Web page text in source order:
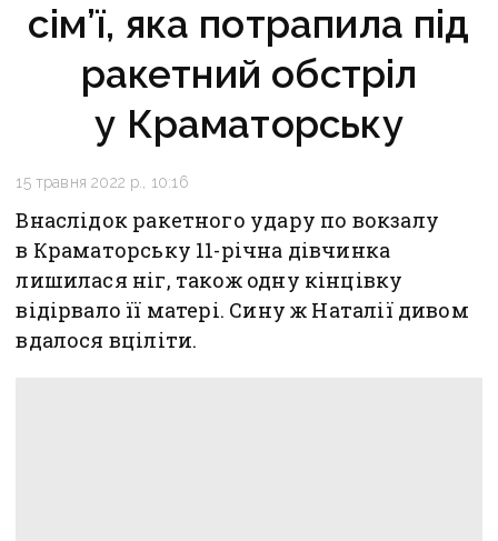
сім’ї, яка потрапила під
ракетний обстріл
у Краматорську
15 травня 2022 р., 10:16
Внаслідок ракетного удару по вокзалу
в Краматорську 11-річна дівчинка
лишилася ніг, також одну кінцівку
відірвало її матері. Сину ж Наталії дивом
вдалося вціліти.